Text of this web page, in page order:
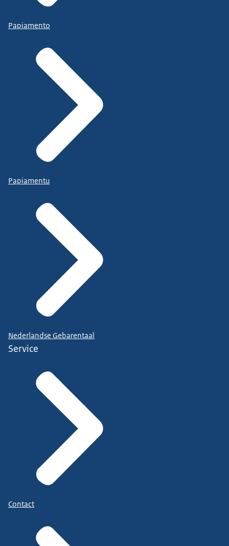
Papiamento
Papiamentu
Nederlandse Gebarentaal
Service
Contact